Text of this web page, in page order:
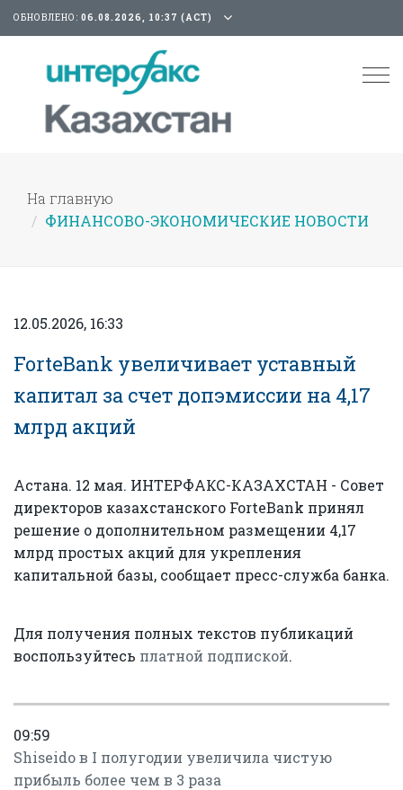
ОБНОВЛЕНО: 06.08.2026, 10:37 (АСТ)
На главную
ФИНАНСОВО-ЭКОНОМИЧЕСКИЕ НОВОСТИ
12.05.2026, 16:33
ForteBank увеличивает уставный
капитал за счет допэмиссии на 4,17
млрд акций
Астана. 12 мая. ИНТЕРФАКС-КАЗАХСТАН - Совет
директоров казахстанского ForteBank принял
решение о дополнительном размещении 4,17
млрд простых акций для укрепления
капитальной базы, сообщает пресс-служба банка.
Для получения полных текстов публикаций
воспользуйтесь платной подпиской.
09:59
Shiseido в I полугодии увеличила чистую
прибыль более чем в 3 раза